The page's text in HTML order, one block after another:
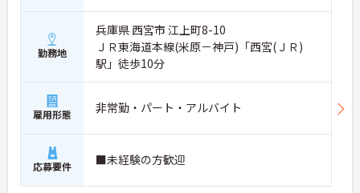
勤務地
兵庫県 西宮市 江上町8-10
ＪＲ東海道本線(米原－神戸)「西宮(ＪＲ)
駅」徒歩10分
雇用形態 非常勤・パート・アルバイト
応募要件 ■未経験の方歓迎